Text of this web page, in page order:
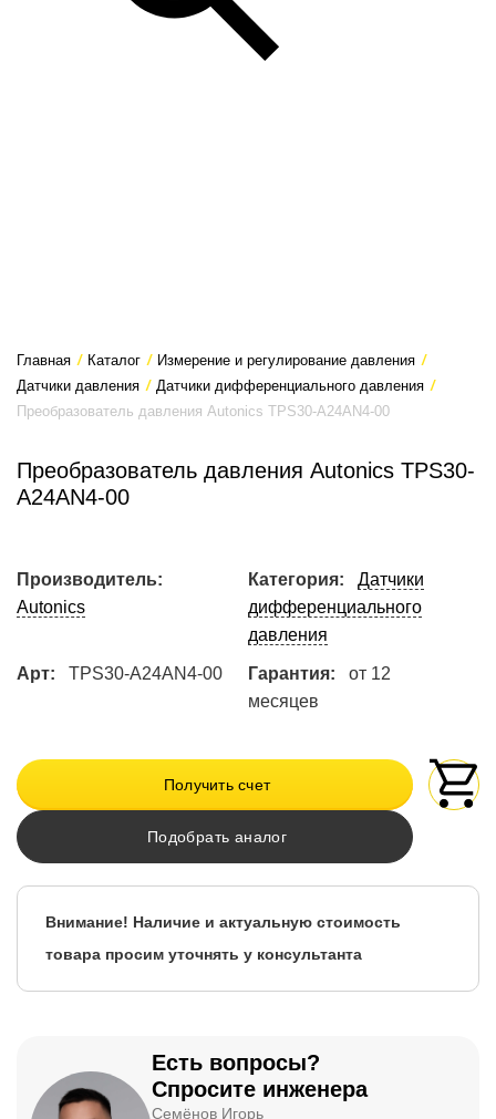
Главная / Каталог / Измерение и регулирование давления /
Датчики давления / Датчики дифференциального давления /
Преобразователь давления Autonics TPS30-A24AN4-00
Преобразователь давления Autonics TPS30-
A24AN4-00
Производитель:
Autonics
Категория:
Датчики
дифференциального
давления
Арт: TPS30-A24AN4-00 Гарантия:
от 12
месяцев
Получить счет
Подобрать аналог
Внимание! Наличие и актуальную стоимость
товара просим уточнять у консультанта
Есть вопросы?
Спросите инженера
Семёнов Игорь